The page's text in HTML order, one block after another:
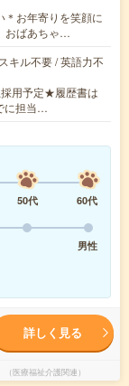
＊お年寄りを笑顔に
おばあちゃ…
キル不要 / 英語力不
用予定★履歴書は
に担当…
50代
60代
男性
詳しく見る
医療福祉介護関連）